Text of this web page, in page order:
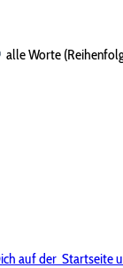
alle Worte
auf der Startseite